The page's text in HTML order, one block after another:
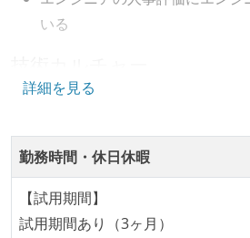
git
github
情報共有ツール
slack
その他
aws-ec2
aws-s3
いる
CTO またはそれに準じる、技術
取締役（社内）または執行役員
ング部門の人間が経営に参加し
開発メンバーの裁量
詳細を見る
勤務時間・休日休暇
【試用期間】
試用期間あり（3ヶ月）